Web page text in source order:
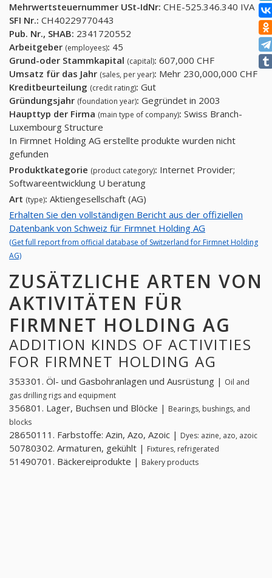
Mehrwertsteuernummer USt-IdNr: CHE-525.346.340 IVA
SFI Nr.: CH40229770443
Pub. Nr., SHAB: 2341720552
Arbeitgeber (employees): 45
Grund-oder Stammkapital (capital): 607,000 CHF
Umsatz für das Jahr (sales, per year): Mehr 230,000,000 CHF
Kreditbeurteilung (credit rating): Gut
Gründungsjahr (foundation year): Gegründet in 2003
Haupttyp der Firma (main type of company): Swiss Branch-
Luxembourg Structure
In Firmnet Holding AG erstellte produkte wurden nicht
gefunden
Produktkategorie (product category): Internet Provider;
Softwareentwicklung U beratung
Art (type): Aktiengesellschaft (AG)
Erhalten Sie den vollständigen Bericht aus der offiziellen
Datenbank von Schweiz für Firmnet Holding AG
(Get full report from official database of Switzerland for Firmnet Holding
AG)
ZUSÄTZLICHE ARTEN VON
AKTIVITÄTEN FÜR
FIRMNET HOLDING AG
ADDITION KINDS OF ACTIVITIES
FOR FIRMNET HOLDING AG
353301. Öl- und Gasbohranlagen und Ausrüstung | Oil and
gas drilling rigs and equipment
356801. Lager, Buchsen und Blöcke | Bearings, bushings, and
blocks
28650111. Farbstoffe: Azin, Azo, Azoic | Dyes: azine, azo, azoic
50780302. Armaturen, gekühlt | Fixtures, refrigerated
51490701. Bäckereiprodukte | Bakery products